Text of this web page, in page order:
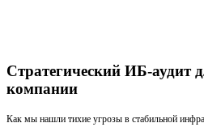
Стратегический ИБ-аудит
компании
Как мы нашли тихие угрозы в стабильной